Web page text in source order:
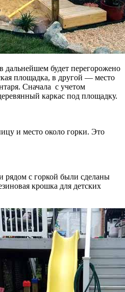
дальнейшем будет перегорожено
площадка, в другой — место
Сначала с учетом
каркас под площадку.
и место около горки. Это
рядом с горкой были сделаны
крошка для детских